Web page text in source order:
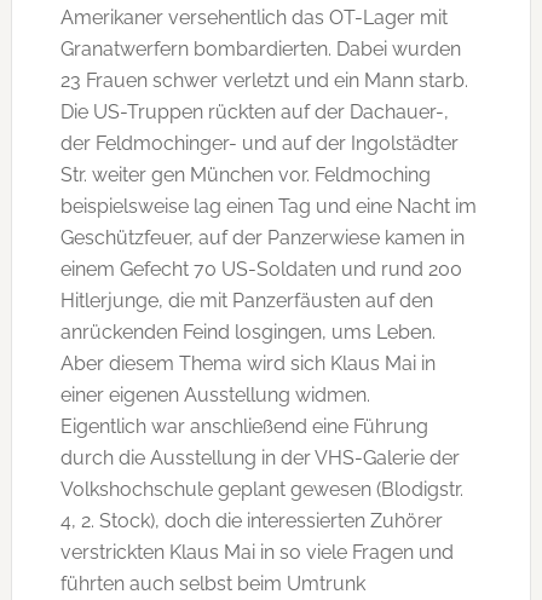
Amerikaner versehentlich das OT-Lager mit
Granatwerfern bombardierten. Dabei wurden
23 Frauen schwer verletzt und ein Mann starb.
Die US-Truppen rückten auf der Dachauer-,
der Feldmochinger- und auf der Ingolstädter
Str. weiter gen München vor. Feldmoching
beispielsweise lag einen Tag und eine Nacht im
Geschützfeuer, auf der Panzerwiese kamen in
einem Gefecht 70 US-Soldaten und rund 200
Hitlerjunge, die mit Panzerfäusten auf den
anrückenden Feind losgingen, ums Leben.
Aber diesem Thema wird sich Klaus Mai in
einer eigenen Ausstellung widmen.
Eigentlich war anschließend eine Führung
durch die Ausstellung in der VHS-Galerie der
Volkshochschule geplant gewesen (Blodigstr.
4, 2. Stock), doch die interessierten Zuhörer
verstrickten Klaus Mai in so viele Fragen und
führten auch selbst beim Umtrunk